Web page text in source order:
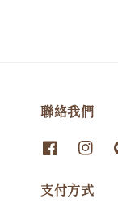
聯絡我們
支付方式